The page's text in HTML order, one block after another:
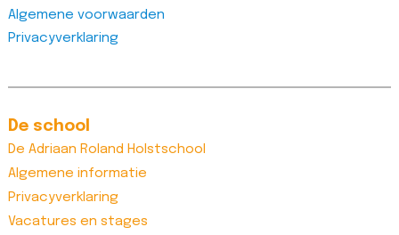
Algemene voorwaarden
Privacyverklaring
De school
De Adriaan Roland Holstschool
Algemene informatie
Privacyverklaring
Vacatures en stages